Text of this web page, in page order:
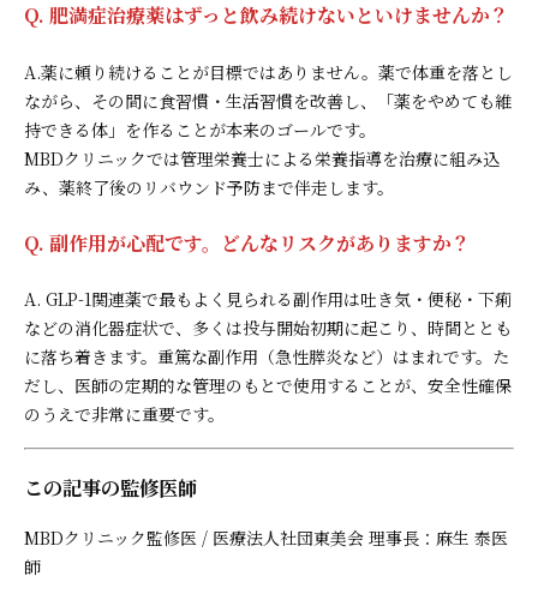
Q. 肥満症治療薬はずっと飲み続けないといけませんか？
A.薬に頼り続けることが目標ではありません。薬で体重を落とし
ながら、その間に食習慣・生活習慣を改善し、「薬をやめても維
持できる体」を作ることが本来のゴールです。
MBDクリニックでは管理栄養士による栄養指導を治療に組み込
み、薬終了後のリバウンド予防まで伴走します。
Q. 副作用が心配です。どんなリスクがありますか？
A. GLP-1関連薬で最もよく見られる副作用は吐き気・便秘・下痢
などの消化器症状で、多くは投与開始初期に起こり、時間ととも
に落ち着きます。重篤な副作用（急性膵炎など）はまれです。た
だし、医師の定期的な管理のもとで使用することが、安全性確保
のうえで非常に重要です。
この記事の監修医師
MBDクリニック監修医 / 医療法人社団東美会 理事長：麻生 泰医
師